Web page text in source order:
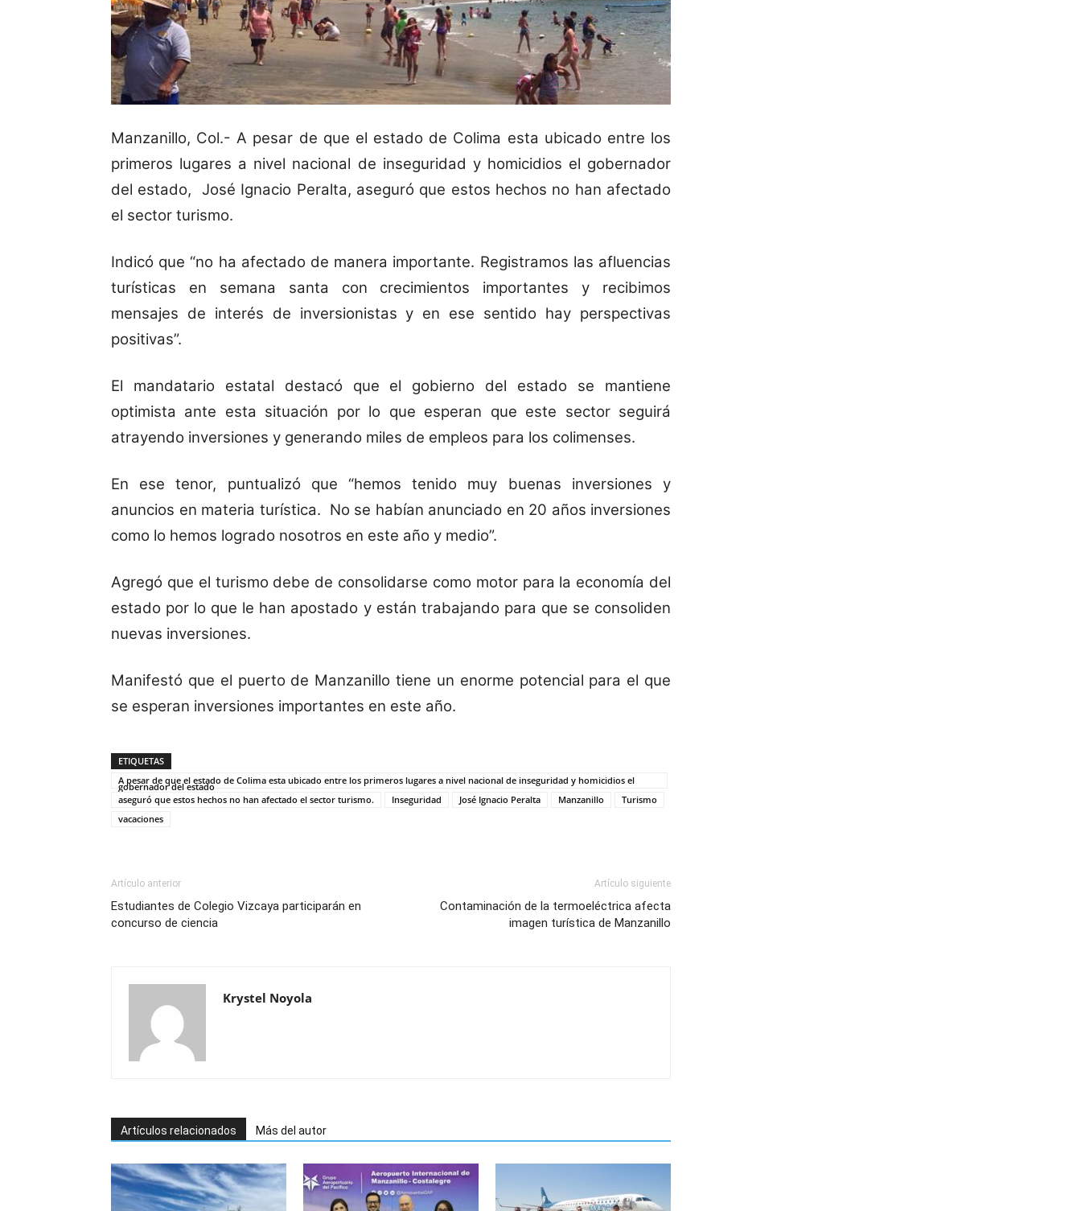
Manzanillo, Col.- A pesar de que el estado de Colima esta ubicado entre los
primeros lugares a nivel nacional de inseguridad y homicidios el gobernador
del estado, José Ignacio Peralta, aseguró que estos hechos no han afectado
el sector turismo.
Indicó que “no ha afectado de manera importante. Registramos las afluencias
turísticas en semana santa con crecimientos importantes y recibimos
mensajes de interés de inversionistas y en ese sentido hay perspectivas
positivas”.
El mandatario estatal destacó que el gobierno del estado se mantiene
optimista ante esta situación por lo que esperan que este sector seguirá
atrayendo inversiones y generando miles de empleos para los colimenses.
En ese tenor, puntualizó que “hemos tenido muy buenas inversiones y
anuncios en materia turística. No se habían anunciado en 20 años inversiones
como lo hemos logrado nosotros en este año y medio”.
Agregó que el turismo debe de consolidarse como motor para la economía del
estado por lo que le han apostado y están trabajando para que se consoliden
nuevas inversiones.
Manifestó que el puerto de Manzanillo tiene un enorme potencial para el que
se esperan inversiones importantes en este año.
ETIQUETAS
A pesar de que el estado de Colima esta ubicado entre los primeros lugares a nivel nacional de inseguridad y homicidios el
gobernador del estado
aseguró que estos hechos no han afectado el sector turismo.
Inseguridad José Ignacio Peralta Manzanillo
Turismo
vacaciones
Artículo anterior
Estudiantes de Colegio Vizcaya participarán en
concurso de ciencia
Artículo siguiente
Contaminación de la termoeléctrica afecta
imagen turística de Manzanillo
Krystel Noyola
Artículos relacionados Más del autor